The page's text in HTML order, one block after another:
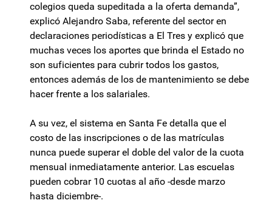
colegios queda supeditada a la oferta demanda”,
explicó Alejandro Saba, referente del sector en
declaraciones periodísticas a El Tres y explicó que
muchas veces los aportes que brinda el Estado no
son suficientes para cubrir todos los gastos,
entonces además de los de mantenimiento se debe
hacer frente a los salariales.
A su vez, el sistema en Santa Fe detalla que el
costo de las inscripciones o de las matrículas
nunca puede superar el doble del valor de la cuota
mensual inmediatamente anterior. Las escuelas
pueden cobrar 10 cuotas al año -desde marzo
hasta diciembre-.